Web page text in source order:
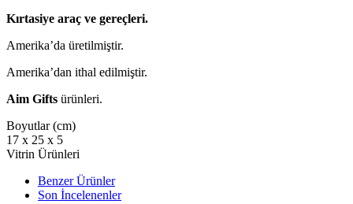
Kırtasiye araç ve gereçleri.
Amerika’da üretilmiştir.
Amerika’dan ithal edilmiştir.
Aim Gifts ürünleri.
Boyutlar (cm)
17 x 25 x 5
Vitrin Ürünleri
Benzer Ürünler
Son İncelenenler